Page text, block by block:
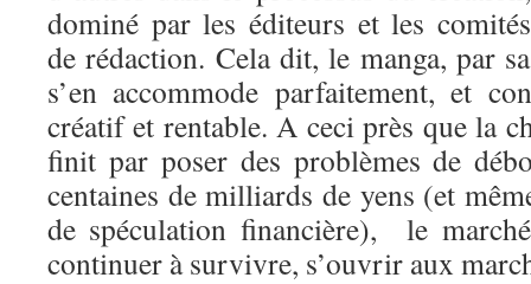
dominé par les éditeurs et les comités
de rédaction. Cela dit, le manga, par
s’en accommode parfaitement, et
créatif et rentable. A ceci près que la
finit par poser des problèmes de
centaines de milliards de yens (et
de spéculation financière), le
continuer à survivre, s’ouvrir aux